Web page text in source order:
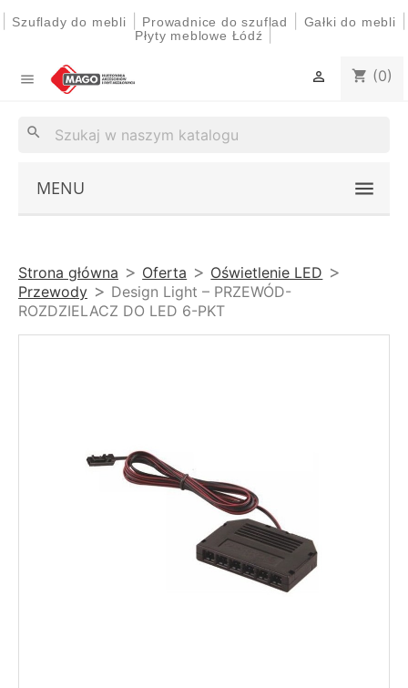
Szuflady do mebli Prowadnice do szuflad Gałki do mebli
Płyty meblowe Łódź
 shopping_cart (0)

search
MENU
Strona główna Oferta
Oświetlenie LED
Przewody
Design Light – PRZEWÓD-
ROZDZIELACZ DO LED 6-PKT